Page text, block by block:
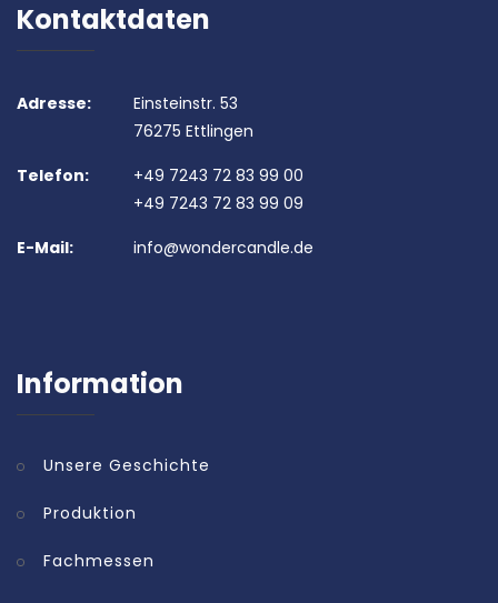
Kontaktdaten
Adresse:
Einsteinstr. 53
76275 Ettlingen
Telefon:
+49 7243 72 83 99 00
+49 7243 72 83 99 09
E-Mail:
info@wondercandle.de
Information
Unsere Geschichte
Produktion
Fachmessen